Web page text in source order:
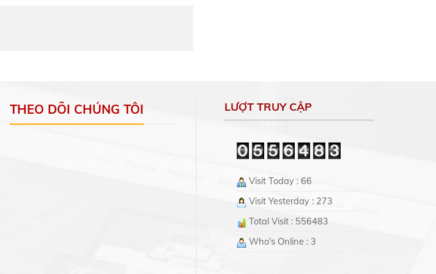
THEO DÕI CHÚNG TÔI LƯỢT TRUY CẬP
Visit Today : 66
Visit Yesterday : 273
Total Visit : 556483
Who's Online : 3